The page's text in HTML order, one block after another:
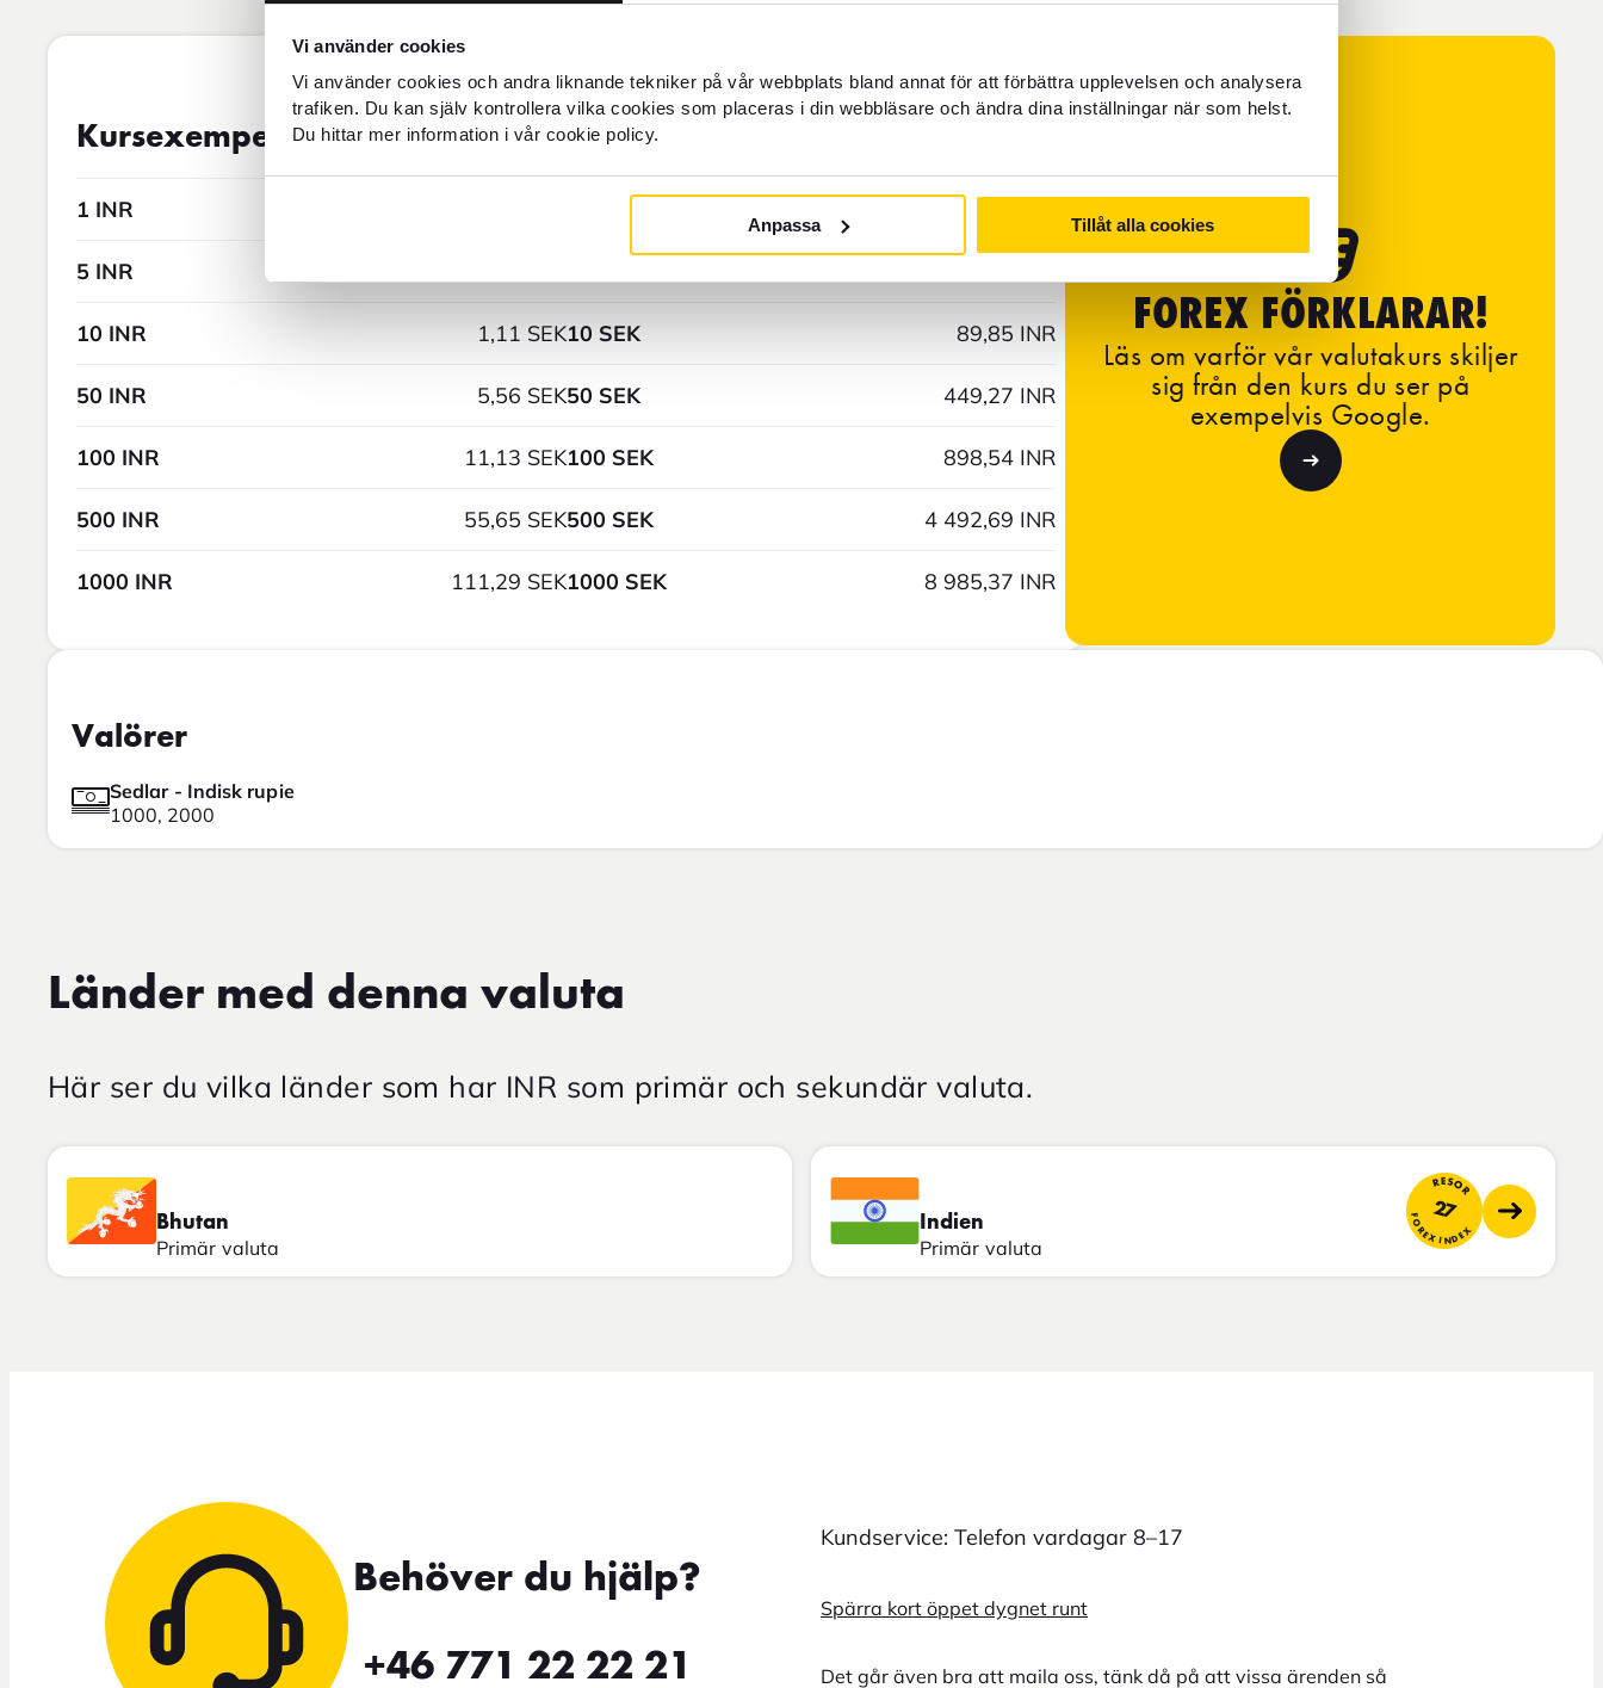
Vi använder cookies
Vi använder cookies och andra liknande tekniker på vår webbplats bland annat för att förbättra upplevelsen och analysera
trafiken. Du kan själv kontrollera vilka cookies som placeras i din webbläsare och ändra dina inställningar när som helst.
Du hittar mer information i vår cookie policy.
Anpassa Tillåt alla cookies
Kursexempel Valutakurs 07AUG2026 05:02
1 INR
5 INR
10 INR 1,11 SEK
50 INR 5,56 SEK
100 INR 11,13 SEK
500 INR 55,65 SEK
1000 INR 111,29 SEK
10 SEK 89,85 INR
50 SEK 449,27 INR
100 SEK 898,54 INR
500 SEK 4 492,69 INR
1000 SEK 8 985,37 INR
FOREX FÖRKLARAR!
Läs om varför vår valutakurs skiljer
sig från den kurs du ser på
exempelvis Google.
Valörer
Sedlar - Indisk rupie
1000, 2000
Länder med denna valuta
Här ser du vilka länder som har INR som primär och sekundär valuta.
Bhutan
Primär valuta
Indien
Primär valuta
RESOR
27
FOREX INDEX
Behöver du hjälp?
+46 771 22 22 21
Kundservice: Telefon vardagar 8–17
Spärra kort öppet dygnet runt
Det går även bra att maila oss, tänk då på att vissa ärenden så